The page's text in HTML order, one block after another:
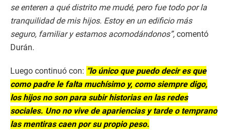
se enteren a qué distrito me mudé, pero fue todo por la
tranquilidad de mis hijos. Estoy en un edificio más
seguro, familiar y estamos acomodándonos”, comentó
Durán.
Luego continuó con: “lo único que puedo decir es que
como padre le falta muchísimo y, como siempre digo,
los hijos no son para subir historias en las redes
sociales. Uno no vive de apariencias y tarde o temprano
las mentiras caen por su propio peso.